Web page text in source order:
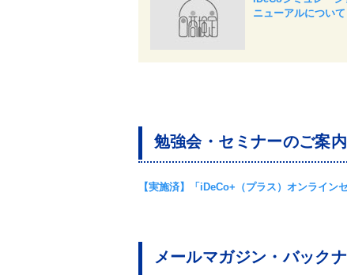
ニューアルについて
勉強会・セミナーのご案内
【実施済】「iDeCo+（プラス）オンライ
メールマガジン・バック